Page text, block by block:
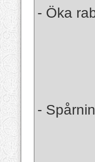
- Öka
-